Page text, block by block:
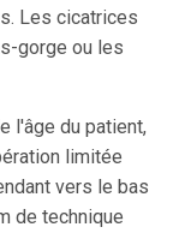
Les cicatrices
gorge ou les
l'âge du patient,
limitée
vers le bas
de technique